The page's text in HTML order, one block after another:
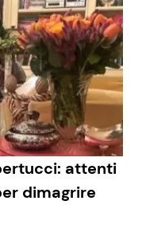
attenti
dimagrire